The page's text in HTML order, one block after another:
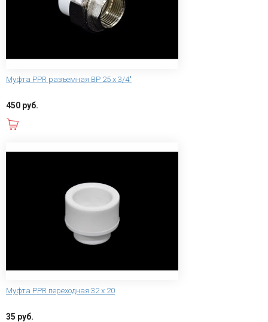
Муфта PPR разъемная ВР 25 х 3/4"
450 руб.
Муфта PPR переходная 32 х 20
35 руб.